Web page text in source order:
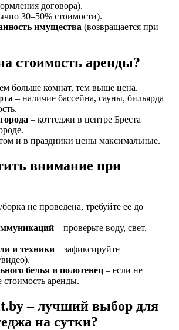
договора).
30–50% стоимости).
имущества (возвращается при
стоимость аренды?
больше комнат, тем выше цена.
– наличие бассейна, сауны, бильярда
– коттеджи в центре Бреста
и в праздники цены максимальные.
внимание при
не проведена, требуйте ее до
– проверьте воду, свет,
и техники – зафиксируйте
белья и полотенец – если не
аренды.
– лучший выбор для
на сутки?